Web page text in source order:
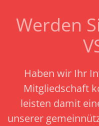
Werden
Haben wir Ihr
Mitgliedschaft
leisten damit
unserer